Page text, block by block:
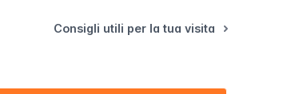
Consigli utili per la tua visita